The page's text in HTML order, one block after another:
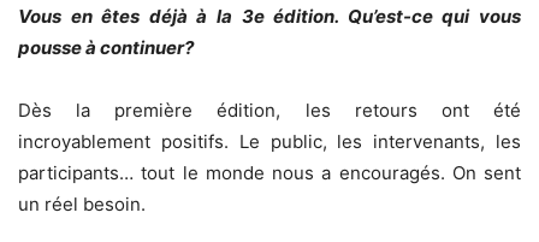
Vous en êtes déjà à la 3e édition. Qu’est-ce qui vous
pousse à continuer?
Dès la première édition, les retours ont été
incroyablement positifs. Le public, les intervenants, les
participants… tout le monde nous a encouragés. On sent
un réel besoin.